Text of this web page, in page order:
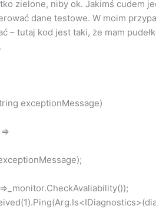
zielone, niby ok. Jakimś cudem
dane testowe. W moim
– tutaj kod jest taki, że mam
exceptionMessage)